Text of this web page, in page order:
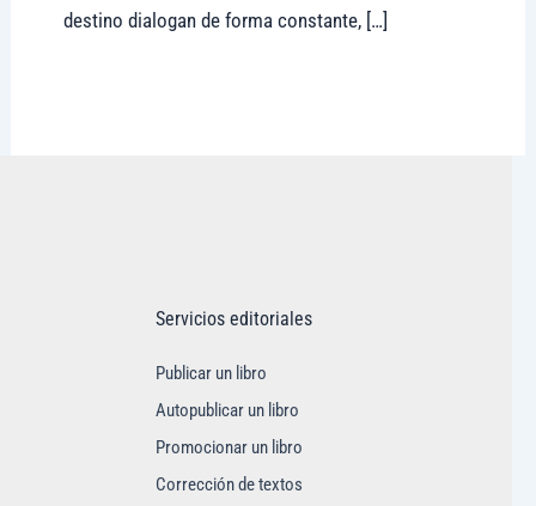
destino dialogan de forma constante, […]
Servicios editoriales
Publicar un libro
Autopublicar un libro
Promocionar un libro
Corrección de textos